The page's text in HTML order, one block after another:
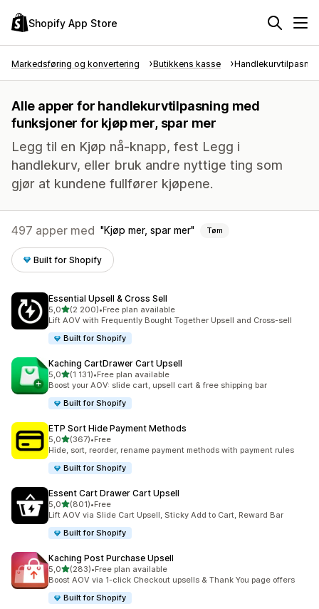
Shopify App Store
Markedsføring og konvertering Butikkens kasse
Alle apper for handlekurvtilpasning med
funksjoner for kjøp mer, spar mer
Legg til en Kjøp nå-knapp, fest Legg i
handlekurv, eller bruk andre nyttige ting som
gjør at kundene fullfører kjøpene.
497 apper med Kjøp mer, spar mer Tøm
Built for Shopify
Essential Upsell & Cross Sell
5,0av 5 stjerner
(2 200)
Totalt 2200 omtaler
•Free plan available
Lift AOV with Frequently Bought Together Upsell and Cross-sell
Built for Shopify
Kaching CartDrawer Cart Upsell
5,0av 5 stjerner
(1 131)
Totalt 1131 omtaler
•Free plan available
Boost your AOV: slide cart, upsell cart & free shipping bar
Built for Shopify
ETP Sort Hide Payment Methods
5,0av 5 stjerner
(367)
Totalt 367 omtaler
•Free
Hide, sort, reorder, rename payment methods with payment rules
Built for Shopify
Essent Cart Drawer Cart Upsell
5,0av 5 stjerner
(801)
Totalt 801 omtaler
•Free
Lift AOV via Slide Cart Upsell, Sticky Add to Cart, Reward Bar
Built for Shopify
Kaching Post Purchase Upsell
5,0av 5 stjerner
(283)
Totalt 283 omtaler
•Free plan available
Boost AOV via 1-click Checkout upsells & Thank You page offers
Built for Shopify